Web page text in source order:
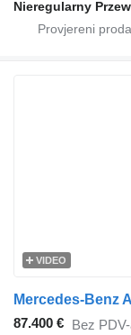
VIDEO
Mercedes-Benz
87.400 € Bez